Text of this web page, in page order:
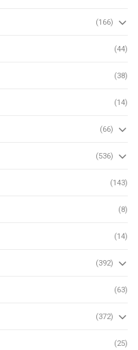
(166)
(44)
(38)
(14)
(66)
(536)
(143)
(8)
(14)
(392)
(63)
(372)
(25)